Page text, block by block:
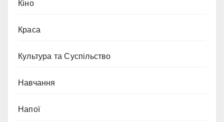
Кіно
Краса
Культура та Суспільство
Навчання
Напої